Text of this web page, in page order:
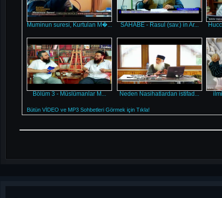
Muminun suresi, Kurtulan M�... SAHABE - Rasul (sav.) in Ar...
Bölüm 3 - Müslümanlar M... Neden Nasihatlardan istifad...
Bütün VİDEO ve MP3 Sohbetleri Görmek için Tıkla!